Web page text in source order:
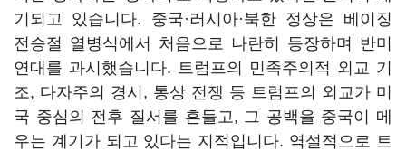
기되고 있습니다. 중국·러시아·북한 정상은 베이징
전승절 열병식에서 처음으로 나란히 등장하며 반미
연대를 과시했습니다. 트럼프의 민족주의적 외교 기
조, 다자주의 경시, 통상 전쟁 등 트럼프의 외교가 미
국 중심의 전후 질서를 흔들고, 그 공백을 중국이 메
우는 계기가 되고 있다는 지적입니다. 역설적으로 트